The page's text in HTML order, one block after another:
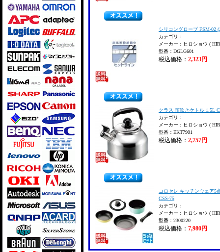
シリコングローブ FSM-02
カテゴリ：
メーカー：ヒロショウ (
型番：DGLG601
税込価格： 2,323円
クラス 笛吹きケトル 1.5L
カテゴリ：
メーカー：ヒロショウ (
型番：EKT7901
税込価格： 2,757円
コロセレ キッチンウェア5
CSS-75
カテゴリ：
メーカー：ヒロショウ (
型番：2300220
税込価格： 7,980円